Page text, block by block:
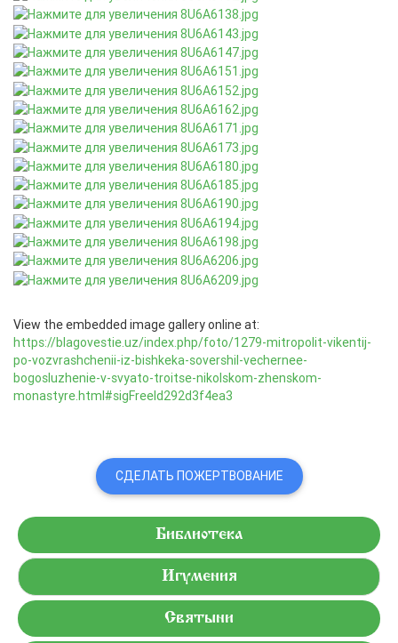
View the embedded image gallery online at:
https://blagovestie.uz/index.php/foto/1279-mitropolit-vikentij-
po-vozvrashchenii-iz-bishkeka-sovershil-vechernee-
bogosluzhenie-v-svyato-troitse-nikolskom-zhenskom-
monastyre.html#sigFreeId292d3f4ea3
СДЕЛАТЬ ПОЖЕРТВОВАНИЕ
Библиотека
Игумения
Святыни